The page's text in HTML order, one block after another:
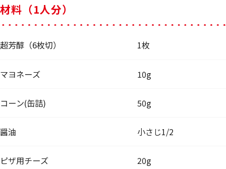
材料（1人分）
超芳醇（6枚切） 1枚
マヨネーズ 10g
コーン(缶詰) 50g
醤油 小さじ1/2
ピザ用チーズ 20g